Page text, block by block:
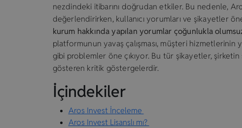
nezdindeki itibarını doğrudan etkiler. Bu nedenle,
değerlendirirken, kullanıcı yorumları ve şikayetler
kurum hakkında yapılan yorumlar çoğunlukla
platformunun yavaş çalışması, müşteri
gibi problemler öne çıkıyor. Bu tür şikayetler,
gösteren kritik göstergelerdir.
İçindekiler
Aros Invest İnceleme
Aros Invest Lisanslı mı?